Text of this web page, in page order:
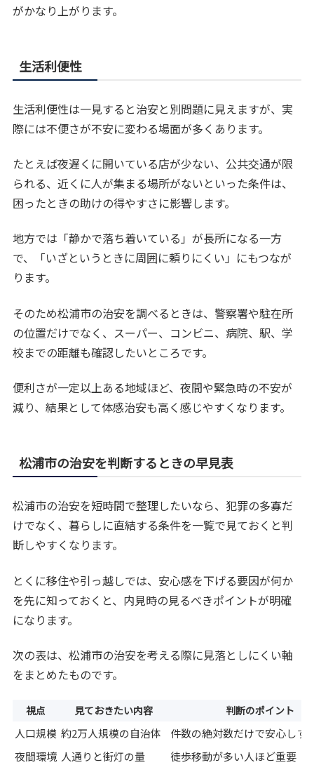
がかなり上がります。
生活利便性
生活利便性は一見すると治安と別問題に見えますが、実
際には不便さが不安に変わる場面が多くあります。
たとえば夜遅くに開いている店が少ない、公共交通が限
られる、近くに人が集まる場所がないといった条件は、
困ったときの助けの得やすさに影響します。
地方では「静かで落ち着いている」が長所になる一方
で、「いざというときに周囲に頼りにくい」にもつなが
ります。
そのため松浦市の治安を調べるときは、警察署や駐在所
の位置だけでなく、スーパー、コンビニ、病院、駅、学
校までの距離も確認したいところです。
便利さが一定以上ある地域ほど、夜間や緊急時の不安が
減り、結果として体感治安も高く感じやすくなります。
松浦市の治安を判断するときの早見表
松浦市の治安を短時間で整理したいなら、犯罪の多寡だ
けでなく、暮らしに直結する条件を一覧で見ておくと判
断しやすくなります。
とくに移住や引っ越しでは、安心感を下げる要因が何か
を先に知っておくと、内見時の見るべきポイントが明確
になります。
次の表は、松浦市の治安を考える際に見落としにくい軸
をまとめたものです。
視点 見ておきたい内容 判断のポイント
人口規模 約2万人規模の自治体
件数の絶対数だけで安心しす
夜間環境 人通りと街灯の量 徒歩移動が多い人ほど重要